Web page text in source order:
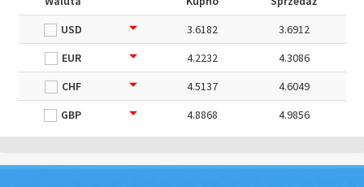
USD
3.6182
3.6912
EUR
4.2232
4.3086
CHF
4.5137
4.6049
GBP
4.8868 4.9856